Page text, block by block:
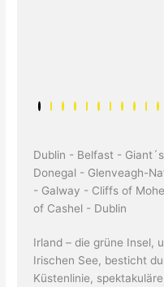
Dublin - Belfast -
Donegal - Glenveagh-
- Galway - Cliffs of
of Cashel - Dublin
Irland – die grüne Insel,
Irischen See, besticht
Küstenlinie,